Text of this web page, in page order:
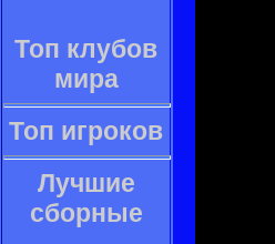
Топ клубов
мира
Топ игроков
Лучшие
сборные